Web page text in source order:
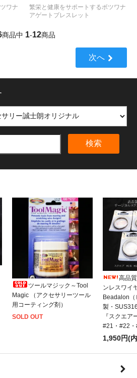
ワナ
繁栄と健康をサポートするボツワナ
アゲートブレスレット
商品中 1-12商品
次へ
検索
ツールマジック～Tool
Magic （アクセサリーツール
用コーティング剤）
SOLD OUT
高品
ンレスワイ
Beadalon
製・
『スクエ
#21・#22
1,950円(